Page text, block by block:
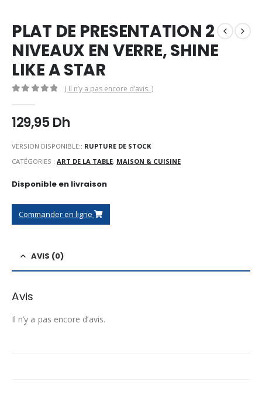
PLAT DE PRESENTATION 2
NIVEAUX EN VERRE, SHINE
LIKE A STAR
( Il n’y a pas encore d’avis. )
129,95Dh
VERSION DISPONIBLE:: RUPTURE DE STOCK
CATÉGORIES : ART DE LA TABLE, MAISON & CUISINE
Disponible en livraison
Commander en ligne
AVIS (0)
Avis
Il n’y a pas encore d’avis.